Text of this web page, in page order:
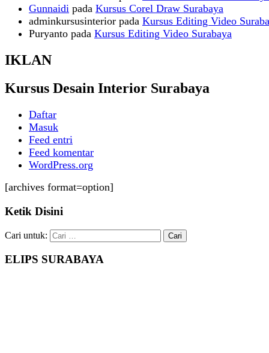
Gunnaidi pada Kursus Corel Draw Surabaya
adminkursusinterior pada Kursus Editing Video
Puryanto pada Kursus Editing Video Surabaya
IKLAN
Kursus Desain Interior Surabaya
Daftar
Masuk
Feed entri
Feed komentar
WordPress.org
[archives format=option]
Ketik Disini
Cari untuk:
ELIPS SURABAYA